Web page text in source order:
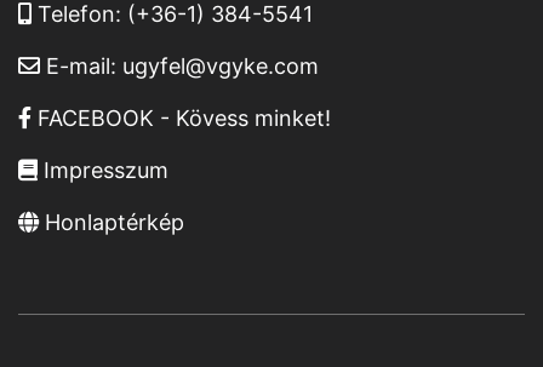
Telefon: (+36-1) 384-5541
E-mail: ugyfel@vgyke.com
FACEBOOK - Kövess minket!
Impresszum
Honlaptérkép